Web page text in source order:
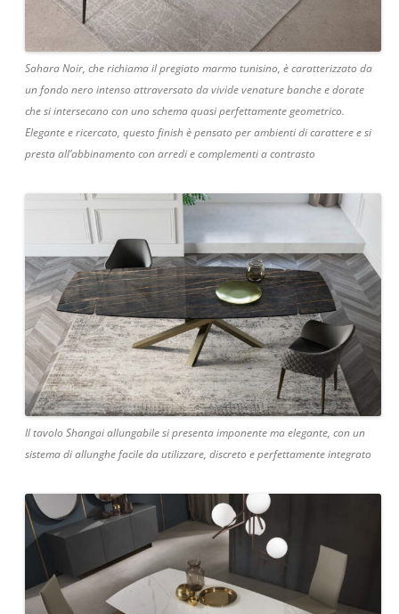
Sahara Noir, che richiama il pregiato marmo tunisino, è caratterizzato da
un fondo nero intenso attraversato da vivide venature banche e dorate
che si intersecano con uno schema quasi perfettamente geometrico.
Elegante e ricercato, questo finish è pensato per ambienti di carattere e si
presta all’abbinamento con arredi e complementi a contrasto
Il tavolo Shangai allungabile si presenta imponente ma elegante, con un
sistema di allunghe facile da utilizzare, discreto e perfettamente integrato